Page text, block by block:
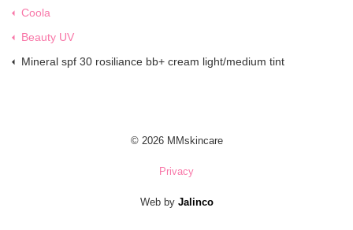
Coola
Beauty UV
Mineral spf 30 rosiliance bb+ cream light/medium tint
© 2026 MMskincare
Privacy
Web by Jalinco